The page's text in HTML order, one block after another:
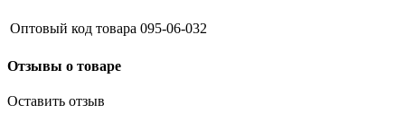
Оптовый код товара 095-06-032
Отзывы о товаре
Оставить отзыв